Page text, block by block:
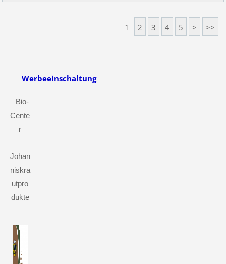
1 2 3 4 5 > >>
Werbeeinschaltung
Bio-
Cente
r
Johan
niskra
utpro
dukte